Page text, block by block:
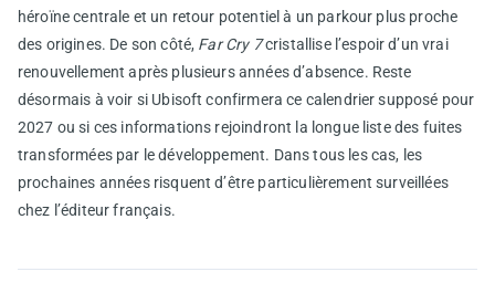
héroïne centrale et un retour potentiel à un parkour plus proche
des origines. De son côté, Far Cry 7cristallise l’espoir d’un vrai
renouvellement après plusieurs années d’absence. Reste
désormais à voir si Ubisoft confirmera ce calendrier supposé pour
2027 ou si ces informations rejoindront la longue liste des fuites
transformées par le développement. Dans tous les cas, les
prochaines années risquent d’être particulièrement surveillées
chez l’éditeur français.